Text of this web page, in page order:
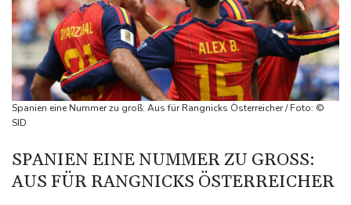
Warnstufe in China
Lionel Messi trauert um Vater und langjährigen Manager Jorge
DAK-Analyse: ADHS-Neudiagnosen bei Kindern deutlich
gestiegen
Sohn: Krebs von Ex-Präsident Biden hat sich ausgebreitet und
Metastasen gebildet
Hormus
Trauerflor und Schweigeminute: Inter Miami trauert mit Messi
Spanien eine Nummer zu groß: Aus für Rangnicks Österreicher / Foto: ©
SID
SPANIEN EINE NUMMER ZU GROSS: A
US FÜR RANGNICKS ÖSTERREICHER